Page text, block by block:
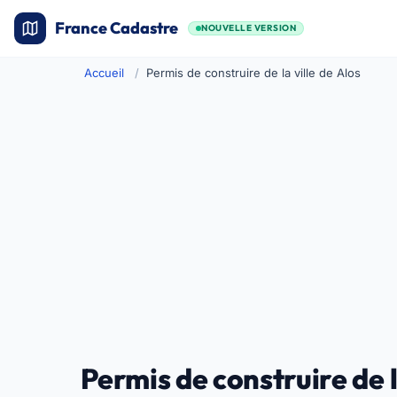
France Cadastre NOUVELLE VERSION
Accueil Permis de construire de la ville de Alos
Permis de construire de